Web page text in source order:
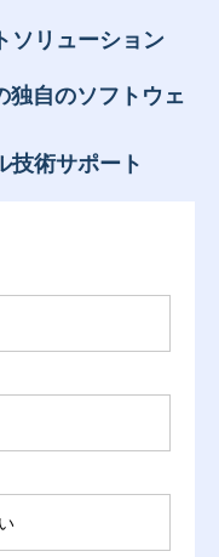
ソリューション
独自のソフトウェ
技術サポート